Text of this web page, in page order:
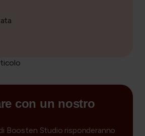
con un nostro
Boosten Studio risponderanno